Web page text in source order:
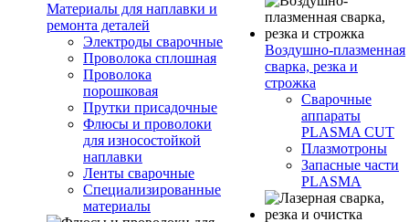
Материалы для наплавки и
ремонта деталей
Электроды сварочные
Проволока сплошная
Проволока
порошковая
Прутки присадочные
Флюсы и проволоки
для износостойкой
наплавки
Ленты сварочные
Специализированные
материалы
Воздушно-плазменная
сварка, резка и
строжка
Сварочные
аппараты
PLASMA CUT
Плазмотроны
Запасные части
PLASMA